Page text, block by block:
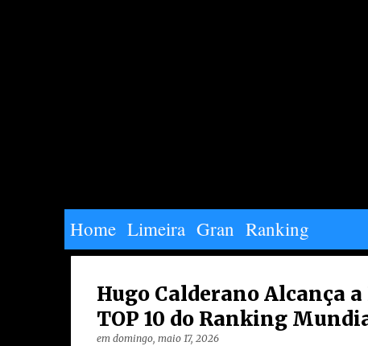
Home Limeira Gran Ranking
Hugo Calderano Alcança
TOP 10 do Ranking
em domingo, maio 17, 2026